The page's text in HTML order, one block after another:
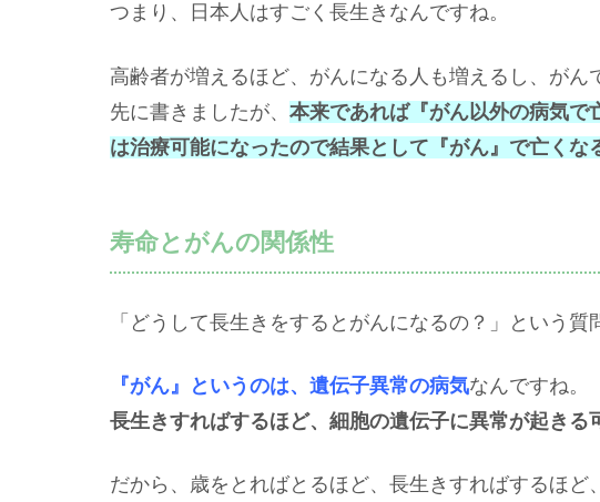
つまり、日本人はすごく長生きなんですね。
高齢者が増えるほど、がんになる人も増えるし、がん
先に書きましたが、 本来であれば『がん以外の病気で
は治療可能になったので結果として『がん』で亡くな
寿命とがんの関係性
「どうして長生きをするとがんになるの？」という質
『がん』というのは、遺伝子異常の病気なんですね。
長生きすればするほど、細胞の遺伝子に異常が起きる
だから、歳をとればとるほど、長生きすればするほ